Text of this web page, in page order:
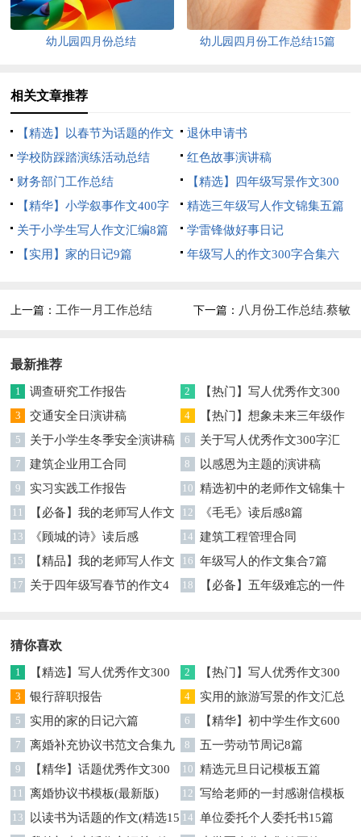
幼儿园四月份总结 幼儿园四月份工作总结15篇
相关文章推荐
【精选】以春节为话题的作文
锦集8篇
退休申请书
学校防踩踏演练活动总结
红色故事演讲稿
财务部门工作总结
【精选】四年级写景作文300
字集合五篇
【精华】小学叙事作文400字
集锦九篇
精选三年级写人作文锦集五篇
关于小学生写人作文汇编8篇
学雷锋做好事日记
【实用】家的日记9篇
年级写人的作文300字合集六
上一篇：工作一月工作总结 下一篇： 八月份工作总结.蔡敏
最新推荐
1 调查研究工作报告 2
【热门】写人优秀作文300
字集合7篇
3 交通安全日演讲稿 4
【热门】想象未来三年级作
文汇编7篇
5 关于小学生冬季安全演讲稿 6
关于写人优秀作文300字汇
编六篇
7 建筑企业用工合同 8 以感恩为主题的演讲稿
9 实习实践工作报告 10 精选初中的老师作文锦集十
篇
11
【必备】我的老师写人作文
集合八篇
12 《毛毛》读后感8篇
13 《顾城的诗》读后感 14 建筑工程管理合同
15
【精品】我的老师写人作文
集合5篇
16 年级写人的作文集合7篇
17
关于四年级写春节的作文4
18
【必备】五年级难忘的一件
猜你喜欢
1
【精选】写人优秀作文300
字集锦八篇
2
【热门】写人优秀作文300
字汇总8篇
3 银行辞职报告 4
实用的旅游写景的作文汇总
九篇
5 实用的家的日记六篇 6
【精华】初中学生作文600
字集合十篇
7
离婚补充协议书范文合集九
篇
8 五一劳动节周记8篇
9
【精华】话题优秀作文300
字集合9篇
10 精选元旦日记模板五篇
11 离婚协议书模板(最新版) 12 写给老师的一封感谢信模板
汇编9篇
13
以读书为话题的作文(精选15 14 单位委托个人委托书15篇